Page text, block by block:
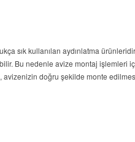
sık kullanılan aydınlatma
Bu nedenle avize montaj işlemleri
avizenizin doğru şekilde monte